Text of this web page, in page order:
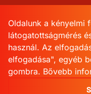
Oldalunk a kényelmi
látogatottságmérés
használ. Az
elfogadása", egyéb
gombra. Bővebb